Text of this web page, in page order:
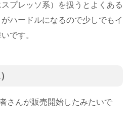
プレッソ系）を扱うとよくある
ハードルになるので少しでもイ
です。
さんが販売開始したみたいで